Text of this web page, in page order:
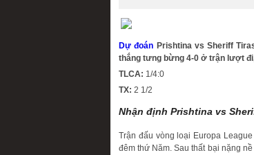
Dự đoán Prishtina vs Sheriff
thắng tưng bừng 4-0 ở trận lượt
TLCA: 1/4:0
TX: 2 1/2
Nhận định Prishtina vs
Trận đấu vòng loại Europa
đêm thứ Năm. Sau thất bại nặng